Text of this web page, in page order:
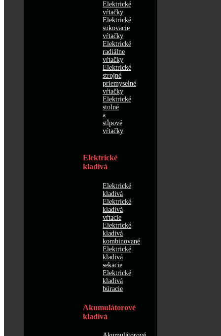
Elektrické
vŕtačky
Elektrické
sukovacie
vŕtačky
Elektrické
radiálne
vŕtačky
Elektrické
strojné
priemyselné
vŕtačky
Elektrické
stolné
a
stĺpové
vŕtačky
Elektrické
kladivá
Elektrické
kladivá
Elektrické
kladivá
vŕtacie
Elektrické
kladivá
kombinované
Elektrické
kladivá
sekacie
Elektrické
kladivá
búracie
Akumulátorové
kladivá